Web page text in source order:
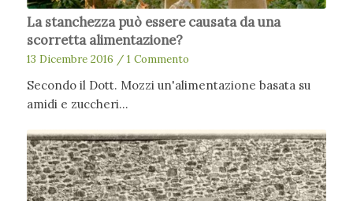
La stanchezza può essere causata da una
scorretta alimentazione?
13 Dicembre 2016 / 1 Commento
Secondo il Dott. Mozzi un'alimentazione basata su
amidi e zuccheri…